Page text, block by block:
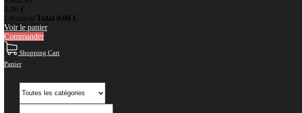
0,00 €
Livraison Total 0,00 €
Voir le panier
Commander
Shopping Cart
Panier